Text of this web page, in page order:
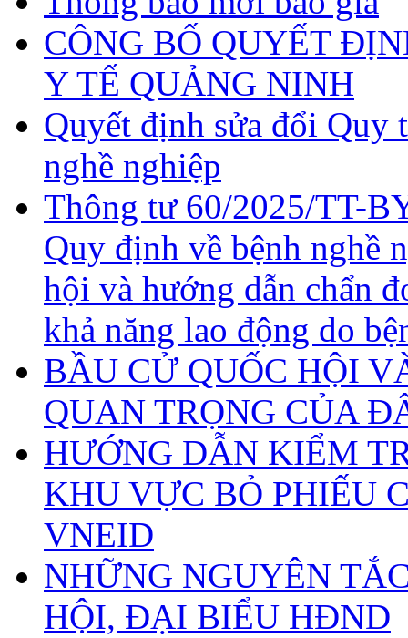
CÔNG BỐ QUYẾT
Y TẾ QUẢNG NINH
Quyết định sửa đổi Quy
nghề nghiệp
Thông tư 60/2025/TT-
Quy định về bệnh nghề
hội và hướng dẫn chẩn
khả năng lao động do
BẦU CỬ QUỐC HỘI
QUAN TRỌNG CỦA
HƯỚNG DẪN KIỂM
KHU VỰC BỎ PHIẾU
VNEID
NHỮNG NGUYÊN
HỘI, ĐẠI BIỂU HĐND